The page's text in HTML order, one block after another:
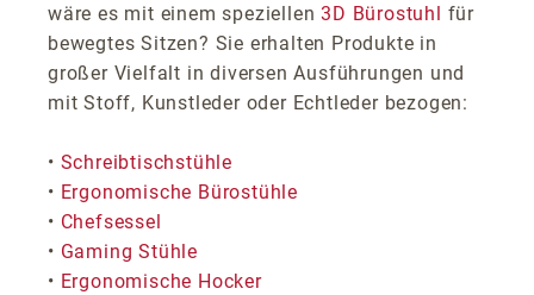
wäre es mit einem speziellen3D Bürostuhl für
bewegtes Sitzen? Sie erhalten Produkte in
großer Vielfalt in diversen Ausführungen und
mit Stoff, Kunstleder oder Echtleder bezogen:
• Schreibtischstühle
• Ergonomische Bürostühle
• Chefsessel
• Gaming Stühle
• Ergonomische Hocker